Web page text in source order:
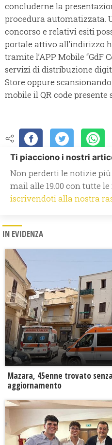
concluderne la
procedura automatizzata.
concorso e relativi esiti
portale attivo all’indirizzo
tramite l’APP Mobile “GdF
servizi di distribuzione
Store oppure
mobile il QR code
Ti piacciono i nostri
Non perderti le notizie
mail alle 19.00 con tutte
iscrivendoti alla nostra
IN EVIDENZA
Mazara, 45enne trovato
aggiornamento